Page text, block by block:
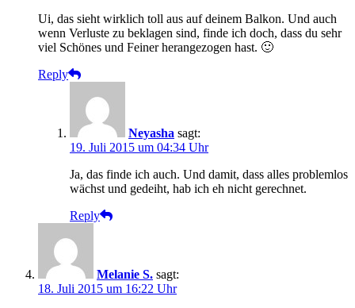
Ui, das sieht wirklich toll aus auf deinem Balkon. Und auch
wenn Verluste zu beklagen sind, finde ich doch, dass du sehr
viel Schönes und Feiner herangezogen hast. 🙂
Reply
Neyasha sagt:
19. Juli 2015 um 04:34 Uhr
Ja, das finde ich auch. Und damit, dass alles problemlos
wächst und gedeiht, hab ich eh nicht gerechnet.
Reply
Melanie S. sagt:
18. Juli 2015 um 16:22 Uhr